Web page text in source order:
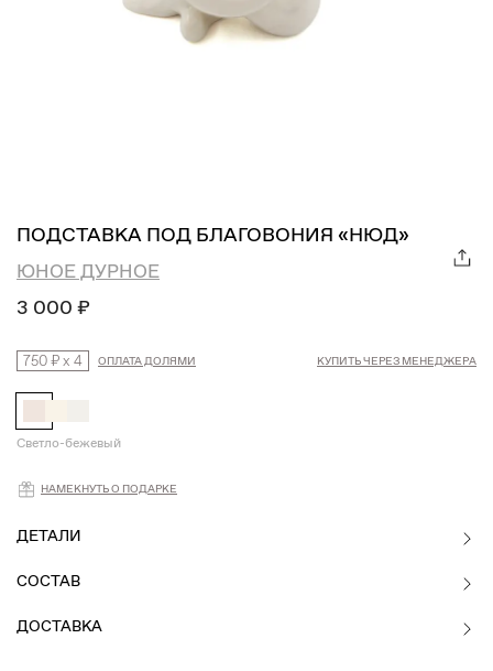
ПОДСТАВКА ПОД БЛАГОВОНИЯ «НЮД»
ЮНОЕ ДУРНОЕ
3 000 ₽
750 ₽x 4 ОПЛАТА ДОЛЯМИ КУПИТЬ ЧЕРЕЗ МЕНЕДЖЕРА
Светло-бежевый
Намекнуть о подарке
НАМЕКНУТЬ О ПОДАРКЕ
ДЕТАЛИ
СОСТАВ
ДОСТАВКА